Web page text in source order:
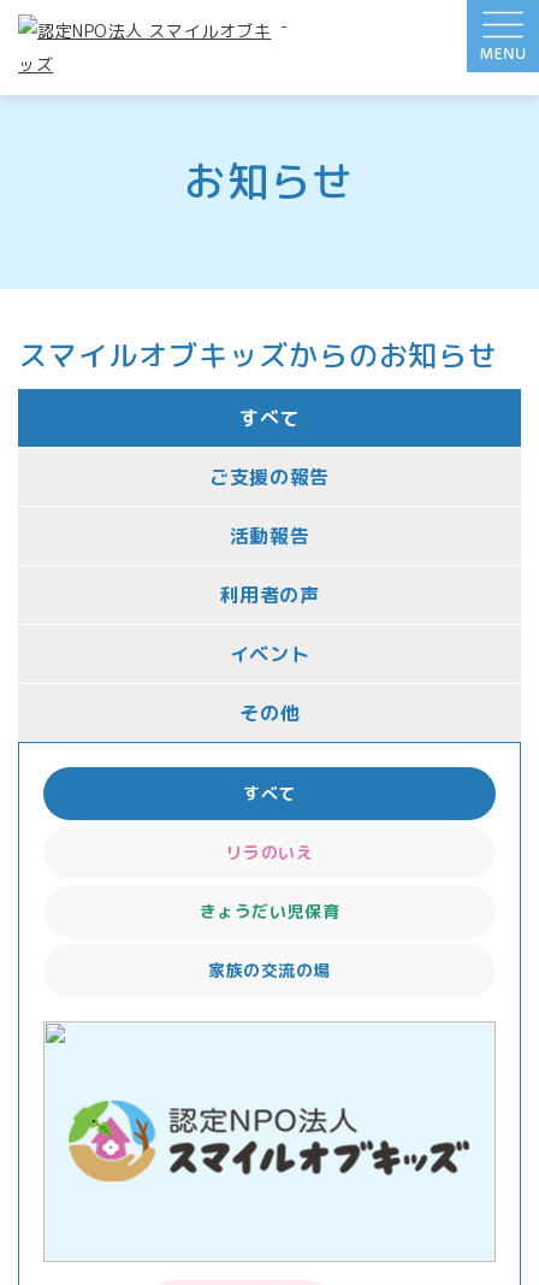
-
お知らせ
スマイルオブキッズからのお知らせ
すべて
ご支援の報告
活動報告
利用者の声
イベント
その他
すべて
リラのいえ
きょうだい児保育
家族の交流の場